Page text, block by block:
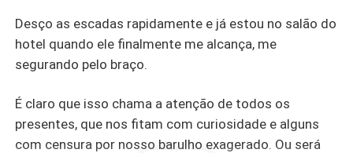
Desço as escadas rapidamente e já estou no salão do
hotel quando ele finalmente me alcança, me
segurando pelo braço.
É claro que isso chama a atenção de todos os
presentes, que nos fitam com curiosidade e alguns
com censura por nosso barulho exagerado. Ou será